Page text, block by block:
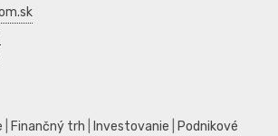
Finančný trh Investovanie
Podnikové